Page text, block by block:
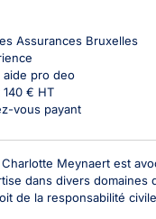
Assurances Bruxelles
aide pro deo
140 € HT
vous payant
Meynaert est
dans divers domaines
de la responsabilité